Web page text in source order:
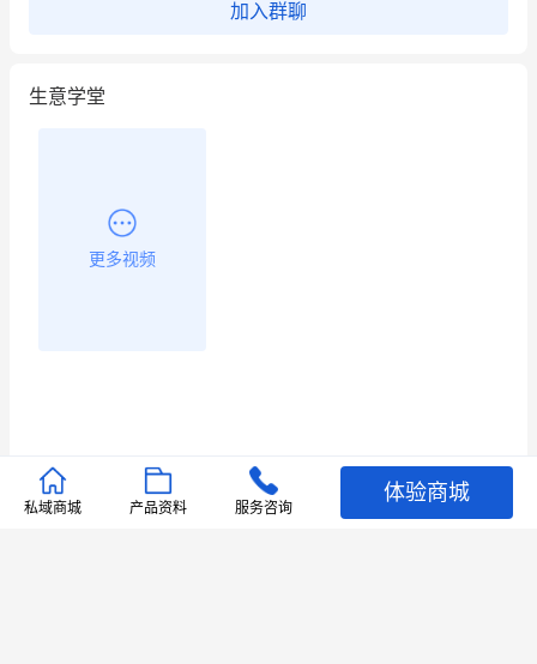
加入群聊
生意学堂
更多视频
推荐文章
私域商城 产品资料 服务咨询
体验商城